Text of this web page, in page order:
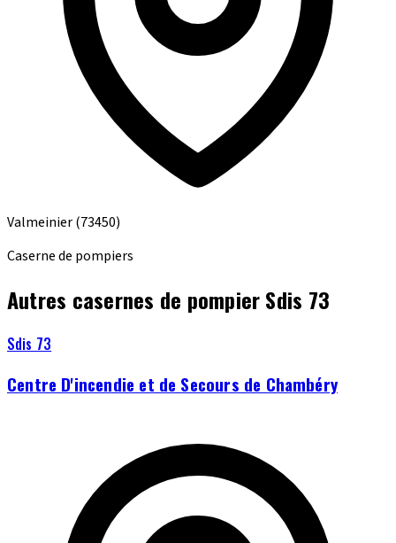
Valmeinier(73450)
Caserne de pompiers
Autres casernes de pompier Sdis 73
Sdis 73
Centre D'incendie et de Secours de Chambéry